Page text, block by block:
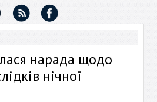
нарада щодо
нічної